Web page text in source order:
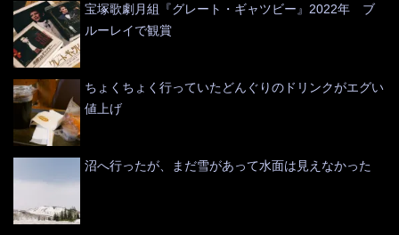
宝塚歌劇月組『グレート・ギャツビー』2022年 ブ
ルーレイで観賞
ちょくちょく行っていたどんぐりのドリンクがエグい
値上げ
沼へ行ったが、まだ雪があって水面は見えなかった